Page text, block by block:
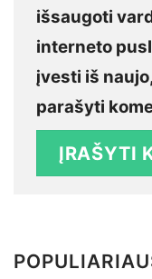
išsaugoti
interneto
įvesti iš
parašyti